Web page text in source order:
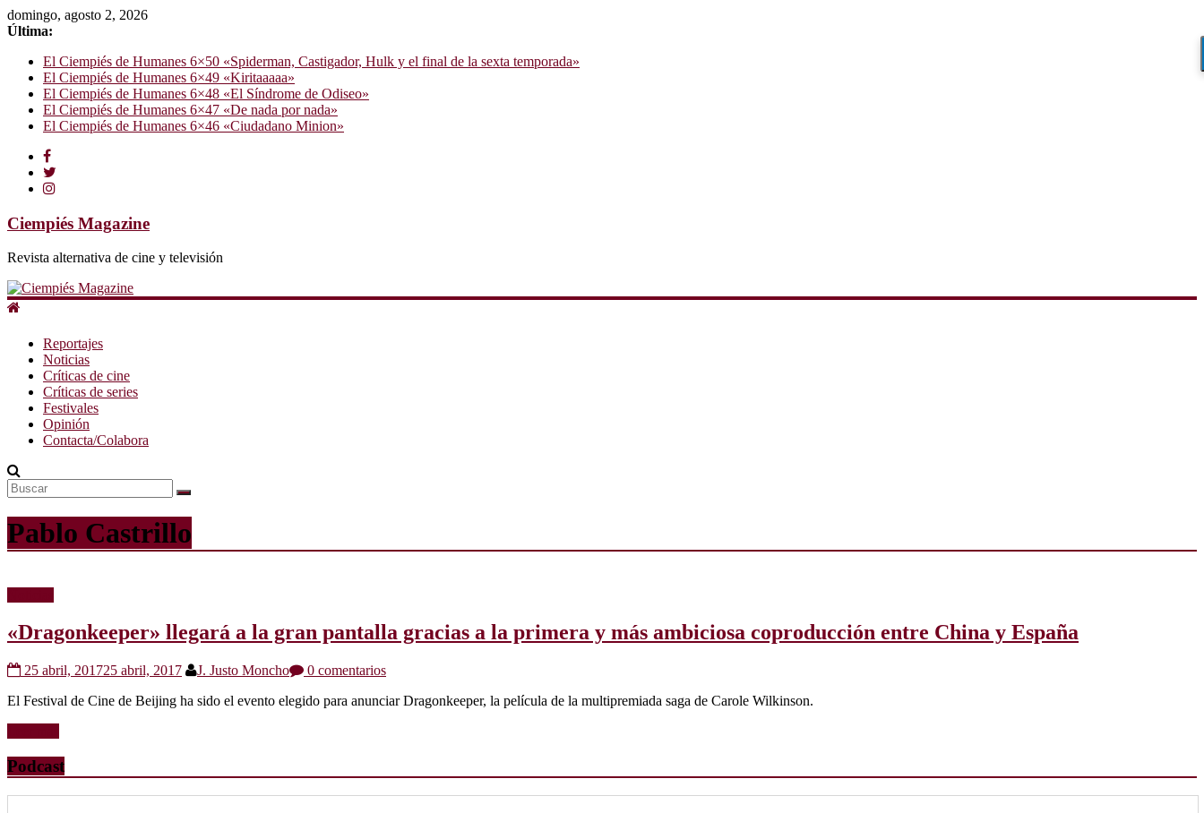
domingo, agosto 2, 2026
Última:
El Ciempiés de Humanes 6×50 «Spiderman, Castigador, Hulk y el final de la sexta temporada»
El Ciempiés de Humanes 6×49 «Kiritaaaaa»
El Ciempiés de Humanes 6×48 «El Síndrome de Odiseo»
El Ciempiés de Humanes 6×47 «De nada por nada»
El Ciempiés de Humanes 6×46 «Ciudadano Minion»
Ciempiés Magazine
Revista alternativa de cine y televisión
Reportajes
Noticias
Críticas de cine
Críticas de series
Festivales
Opinión
Contacta/Colabora
Pablo Castrillo
«Dragonkeeper» llegará a la gran pantalla gracias a la primera y más ambiciosa coproducción entre China y España
25 abril, 201725 abril, 2017 J. Justo Moncho
0 comentarios
El Festival de Cine de Beijing ha sido el evento elegido para anunciar Dragonkeeper, la película de la multipremiada saga de Carole Wilkinson.
Podcast